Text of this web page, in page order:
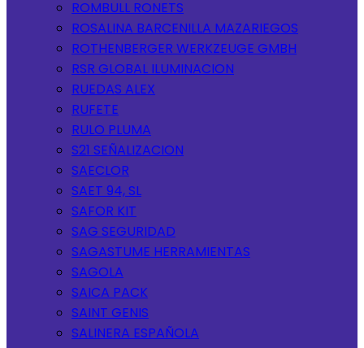
ROMBULL RONETS
ROSALINA BARCENILLA MAZARIEGOS
ROTHENBERGER WERKZEUGE GMBH
RSR GLOBAL ILUMINACION
RUEDAS ALEX
RUFETE
RULO PLUMA
S21 SEÑALIZACION
SAECLOR
SAET 94, SL
SAFOR KIT
SAG SEGURIDAD
SAGASTUME HERRAMIENTAS
SAGOLA
SAICA PACK
SAINT GENIS
SALINERA ESPAÑOLA